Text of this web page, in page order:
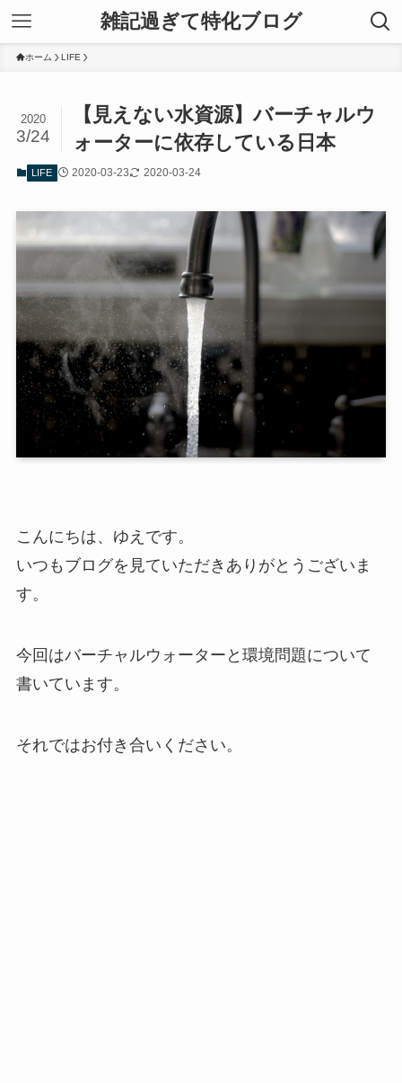
雑記過ぎて特化ブログ
ホーム LIFE
【見えない水資源】バーチャルウ
ォーターに依存している日本
2020
3/24
LIFE 2020-03-23 2020-03-24
こんにちは、ゆえです。
いつもブログを見ていただきありがとうございま
す。
今回はバーチャルウォーターと環境問題について
書いています。
それではお付き合いください。